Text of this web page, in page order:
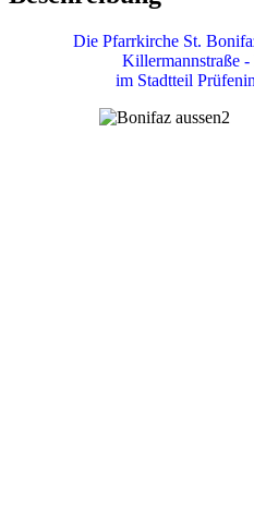
Die Pfarrkirche St.
Killermannstraße
im Stadtteil